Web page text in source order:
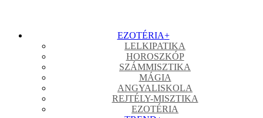
EZOTÉRIA+
LELKIPATIKA
HOROSZKÓP
SZÁMMISZTIKA
MÁGIA
ANGYALISKOLA
REJTÉLY-MISZTIKA
EZOTÉRIA